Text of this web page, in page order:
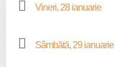
Vineri, 28 ianuarie
Sâmbătă, 29 ianuarie